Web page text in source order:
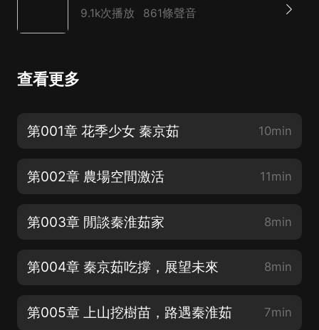
9.1k次播放 861條聲音
查看更多
第001章 花季少女 秦京茹 10min
第002章 農場空間激活 11min
第003章 閒談秦淮茹家 8min
第004章 秦京茹吃撐，展望未來 8min
第005章 上山挖樹苗，路遇秦淮茹 7min